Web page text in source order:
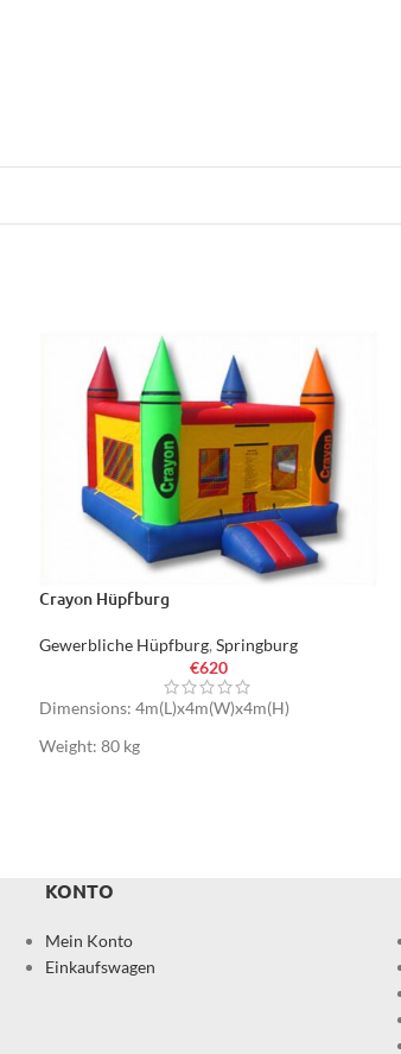
Crayon Hüpfburg
Gewerbliche Hüpfburg, Springburg
€620
Dimensions: 4m(L)x4m(W)x4m(H)
Weight: 80 kg
KONTO
Mein Konto
Einkaufswagen